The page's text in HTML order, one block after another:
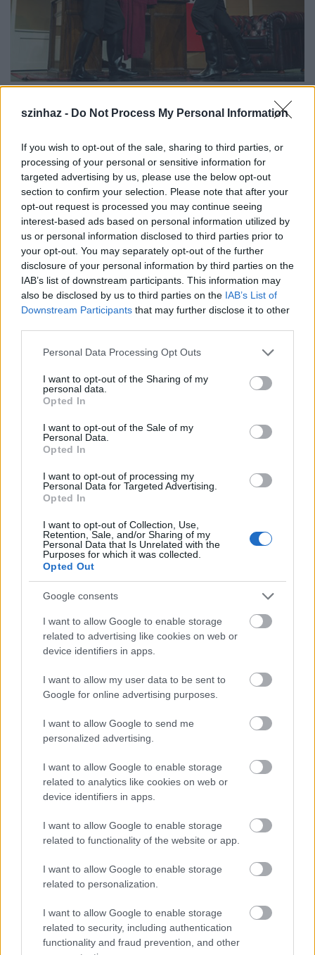
szinhaz - Do Not Process My Personal Information
If you wish to opt-out of the sale, sharing to third parties, or
processing of your personal or sensitive information for
targeted advertising by us, please use the below opt-out
section to confirm your selection. Please note that after your
opt-out request is processed you may continue seeing
interest-based ads based on personal information utilized by
us or personal information disclosed to third parties prior to
your opt-out. You may separately opt-out of the further
disclosure of your personal information by third parties on the
IAB’s list of downstream participants. This information may
also be disclosed by us to third parties on the IAB’s List of
Downstream Participants that may further disclose it to other
Please note that this website/app uses one or more Google
not limited to your visit or usage behaviour. You may click to
grant or deny consent to Google and its third-party tags to
use your data for below specified purposes in below Google
consent section.
Personal Data Processing Opt Outs
I want to opt-out of the Sharing of my
personal data.
Opted In
I want to opt-out of the Sale of my
Personal Data.
Opted In
I want to opt-out of processing my
Personal Data for Targeted Advertising.
Opted In
I want to opt-out of Collection, Use,
Retention, Sale, and/or Sharing of my
Personal Data that Is Unrelated with the
Purposes for which it was collected.
Opted Out
Google consents
I want to allow Google to enable storage
related to advertising like cookies on web or
device identifiers in apps.
I want to allow my user data to be sent to
Google for online advertising purposes.
I want to allow Google to send me
personalized advertising.
I want to allow Google to enable storage
related to analytics like cookies on web or
device identifiers in apps.
I want to allow Google to enable storage
related to functionality of the website or app.
I want to allow Google to enable storage
related to personalization.
I want to allow Google to enable storage
related to security, including authentication
functionality and fraud prevention, and other
Lengyel Menyhért1942-ben írt
filmforgatókönyvéből két színpadi adaptáció is
született:Jürgen Hofmannéés egy másik, a film
eredeti szellemiségéhez közelebb álló az amerikai
Nick Whitbytollából.
Az előadás ez utóbbi alapján készült."
Fotó: Balázs Attila / MTI
Nick Whitby:
Lenni vagy nem lenni
Komédia
Lengyel Menyhért ötletéből
forgatókönyve alapján
Fordította:Hamvai Kornél
Josef Tura: Horváth László Attila
Maria Tura:Gosztola Adél
Sobinski:Rák Zoltán
Horváth Margit
Rowicz:Tóth Zolka
Grünberg: Fellinger Domonkos
Anna: Kuthy Patrícia
Jenei Judit
Silewski:Tóth Károly
Erhardt:Gulácsi Tamás
Schulz:Varga Balázs